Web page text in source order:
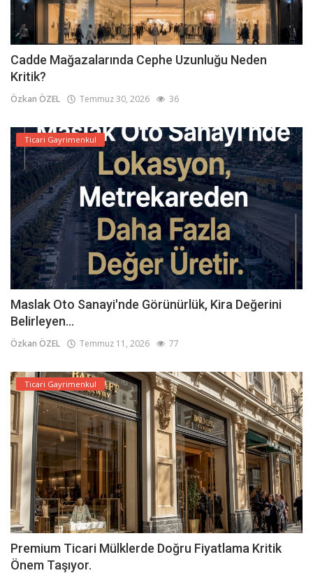
Cadde Mağazalarında Cephe Uzunluğu Neden
Kritik?
Özkan ÖZEL Temmuz 30, 2026 36
Ticari Gayrimenkul
Maslak Oto Sanayi'nde Görünürlük, Kira Değerini
Belirleyen...
Özkan ÖZEL Temmuz 11, 2026 77
Ticari Gayrimenkul
Premium Ticari Mülklerde Doğru Fiyatlama Kritik
Önem Taşıyor.